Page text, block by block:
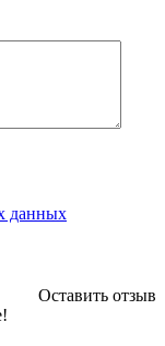
данных
Оставить отзыв